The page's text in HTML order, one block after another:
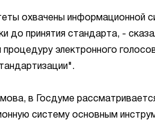
охвачены информационной
до принятия стандарта, -
электронного
в Госдуме
систему основным